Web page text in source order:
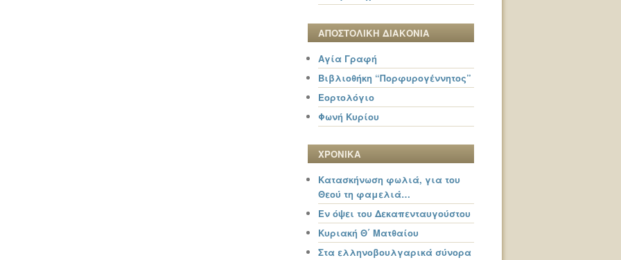
ΑΠΟΣΤΟΛΙΚΗ ΔΙΑΚΟΝΙΑ
Αγία Γραφή
Βιβλιοθήκη “Πορφυρογέννητος”
Εορτολόγιο
Φωνή Κυρίου
ΧΡΟΝΙΚΑ
Κατασκήνωση φωλιά, για του
Θεού τη φαμελιά…
Εν όψει του Δεκαπενταυγούστου
Κυριακή Θ΄ Ματθαίου
Στα ελληνοβουλγαρικά σύνορα